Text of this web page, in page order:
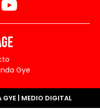
Gye
| MEDIO DIGITAL